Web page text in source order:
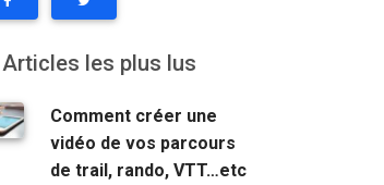
Articles les plus lus
Comment créer une
vidéo de vos parcours
de trail, rando, VTT…etc